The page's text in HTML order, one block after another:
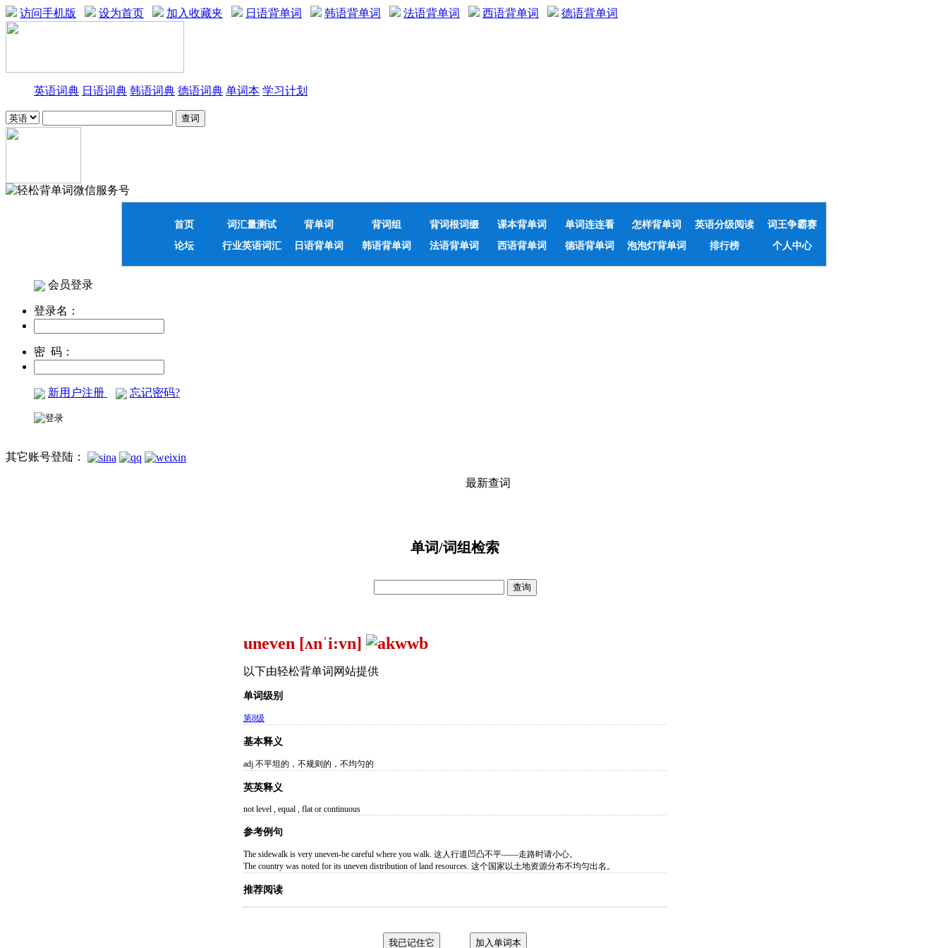
访问手机版 设为首页 加入收藏夹 日语背单词 韩语背单词 法语背单词 西语背单词 德语背单词
英语词典 日语词典 韩语词典 德语词典 单词本 学习计划
首页 词汇量测试 背单词 背词组 背词根词缀 课本背单词 单词连连看 怎样背单词 英语分级阅读
词王争霸赛
论坛
行业英语词汇 日语背单词 韩语背单词 法语背单词 西语背单词 德语背单词 泡泡灯背单词 排行榜 个人中心
会员登录
登录名：
密 码：
新用户注册 忘记密码?
其它账号登陆：
最新查词
单词/词组检索
uneven [ʌnˈi:vn]
以下由轻松背单词网站提供
单词级别
第8级
基本释义
adj.不平坦的，不规则的，不均匀的
英英释义
not level , equal , flat or continuous
参考例句
The sidewalk is very uneven-be careful where you walk. 这人行道凹凸不平——走路时请小心。
The country was noted for its uneven distribution of land resources. 这个国家以土地资源分布不均匀出名。
推荐阅读